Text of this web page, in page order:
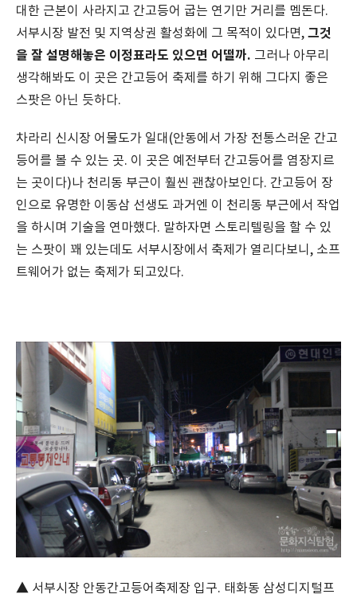
대한 근본이 사라지고 간고등어 굽는 연기만 거리를 멤돈다.
서부시장 발전 및 지역상권 활성화에 그 목적이 있다면, 그것
을 잘 설명해놓은 이정표라도 있으면 어떨까. 그러나 아무리
생각해봐도 이 곳은 간고등어 축제를 하기 위해 그다지 좋은
스팟은 아닌 듯하다.
차라리 신시장 어물도가 일대(안동에서 가장 전통스러운 간고
등어를 볼 수 있는 곳. 이 곳은 예전부터 간고등어를 염장지르
는 곳이다)나 천리동 부근이 훨씬 괜찮아보인다. 간고등어 장
인으로 유명한 이동삼 선생도 과거엔 이 천리동 부근에서 작업
을 하시며 기술을 연마했다. 말하자면 스토리텔링을 할 수 있
는 스팟이 꽤 있는데도 서부시장에서 축제가 열리다보니, 소프
트웨어가 없는 축제가 되고있다.
▲ 서부시장 안동간고등어축제장 입구. 태화동 삼성디지털프